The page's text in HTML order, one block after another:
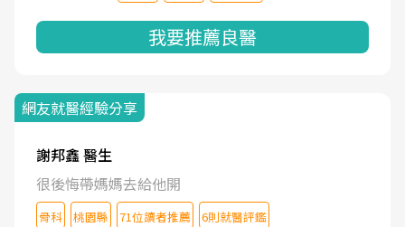
我要推薦良醫
網友就醫經驗分享
謝邦鑫 醫生
很後悔帶媽媽去給他開
骨科 桃園縣 71位讀者推薦 6則就醫評鑑